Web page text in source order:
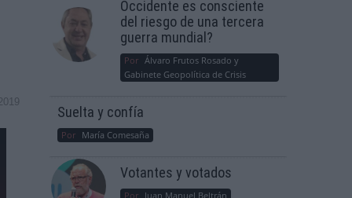
Occidente es consciente
del riesgo de una tercera
guerra mundial?
Por Álvaro Frutos Rosado y
Gabinete Geopolítica de Crisis
Suelta y confía
Por María Comesaña
Votantes y votados
Por Juan Manuel Beltrán